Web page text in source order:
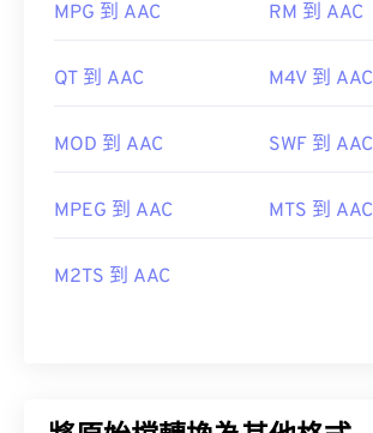
MPG 到 AAC RM 到 AAC
QT 到 AAC M4V 到 AAC
MOD 到 AAC SWF 到 AAC
MPEG 到 AAC MTS 到 AAC
M2TS 到 AAC